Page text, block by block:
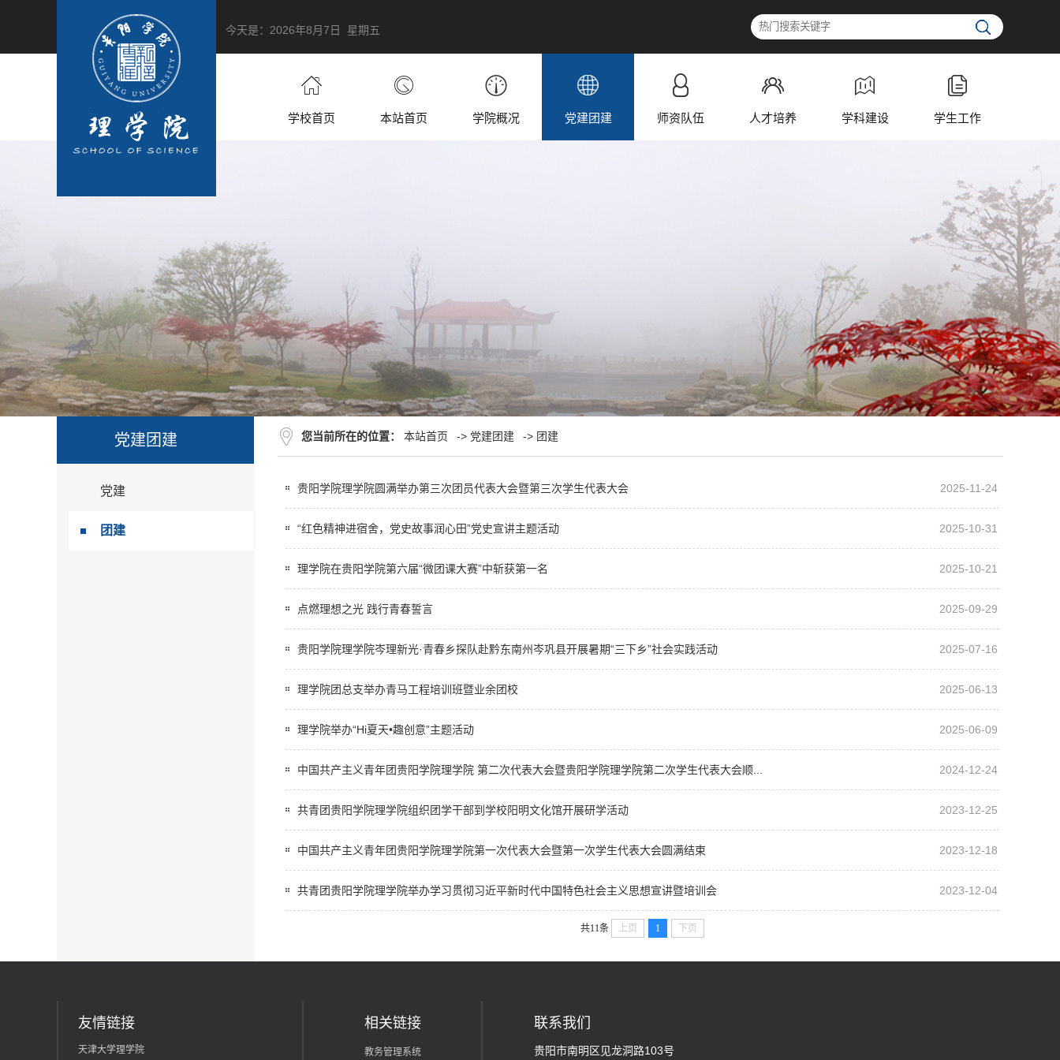
今天是： 2026年8月7日 星期五
学校首页 本站首页 学院概况 党建团建 师资队伍 人才培养 学科建设 学生工作
党建团建
党建
团建
您当前所在的位置： 本站首页 -> 党建团建 -> 团建
2025-11-24
贵阳学院理学院圆满举办第三次团员代表大会暨第三次学生代表大会
2025-10-31
“红色精神进宿舍，党史故事润心田”党史宣讲主题活动
2025-10-21
理学院在贵阳学院第六届“微团课大赛”中斩获第一名
2025-09-29
点燃理想之光 践行青春誓言
2025-07-16
贵阳学院理学院岑理新光·青春乡探队赴黔东南州岑巩县开展暑期“三下乡”社会实践活动
2025-06-13
理学院团总支举办青马工程培训班暨业余团校
2025-06-09
理学院举办“Hi夏天•趣创意”主题活动
2024-12-24
中国共产主义青年团贵阳学院理学院​ 第二次代表大会暨贵阳学院理学院第二次学生代表大会顺...
2023-12-25
共青团贵阳学院理学院组织团学干部到学校阳明文化馆开展研学活动
2023-12-18
中国共产主义青年团贵阳学院理学院第一次代表大会暨第一次学生代表大会圆满结束
2023-12-04
共青团贵阳学院理学院举办学习贯彻习近平新时代中国特色社会主义思想宣讲暨培训会
共11条 上页 1 下页
友情链接
天津大学理学院
相关链接
教务管理系统
联系我们
贵阳市南明区见龙洞路103号